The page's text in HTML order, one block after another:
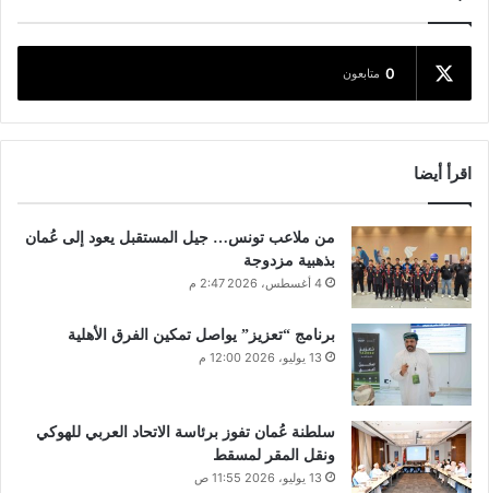
0 متابعون
اقرأ أيضا
من ملاعب تونس… جيل المستقبل يعود إلى عُمان
بذهبية مزدوجة
4 أغسطس، 2026 2:47 م
برنامج “تعزيز” يواصل تمكين الفرق الأهلية
13 يوليو، 2026 12:00 م
سلطنة عُمان تفوز برئاسة الاتحاد العربي للهوكي
ونقل المقر لمسقط
13 يوليو، 2026 11:55 ص